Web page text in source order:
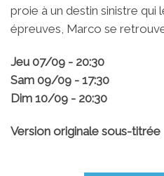
proie à un destin sinistre qui
épreuves, Marco se
Jeu 07/09 - 20:30
Sam 09/09 - 17:30
Dim 10/09 - 20:30
Version originale sous-titrée